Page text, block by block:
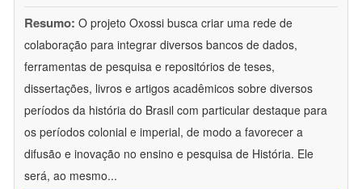
Resumo: O projeto Oxossi busca criar uma rede de
colaboração para integrar diversos bancos de dados,
ferramentas de pesquisa e repositórios de teses,
dissertações, livros e artigos acadêmicos sobre diversos
períodos da história do Brasil com particular destaque para
os períodos colonial e imperial, de modo a favorecer a
difusão e inovação no ensino e pesquisa de História. Ele
será, ao mesmo...